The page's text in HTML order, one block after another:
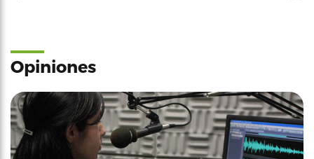
Opiniones